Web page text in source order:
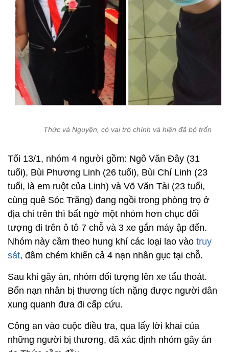
Thức và Nguyện, có vai trò chính và hiện đã bỏ trốn
Tối 13/1, nhóm 4 người gồm: Ngô Văn Đây (31
tuổi), Bùi Phương Linh (26 tuổi), Bùi Chí Linh (23
tuổi, là em ruột của Linh) và Võ Văn Tài (23 tuổi,
cùng quê Sóc Trăng) đang ngồi trong phòng trọ ở
địa chỉ trên thì bất ngờ một nhóm hơn chục đối
tượng đi trên ô tô 7 chỗ và 3 xe gắn máy ập đến.
Nhóm này cầm theo hung khí các loại lao vào truy
sát, đâm chém khiến cả 4 nạn nhân gục tại chỗ.
Sau khi gây án, nhóm đối tượng lên xe tẩu thoát.
Bốn nạn nhân bị thương tích nặng được người dân
xung quanh đưa đi cấp cứu.
Công an vào cuộc điều tra, qua lấy lời khai của
những người bị thương, đã xác định nhóm gây án